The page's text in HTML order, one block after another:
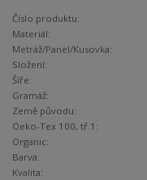
Číslo produktu:
Materiál:
Metráž/Panel/Kusovka:
Složení:
Šíře:
Gramáž:
Země původu:
Oeko-Tex 100, tř.1:
Organic:
Barva:
Kvalita: